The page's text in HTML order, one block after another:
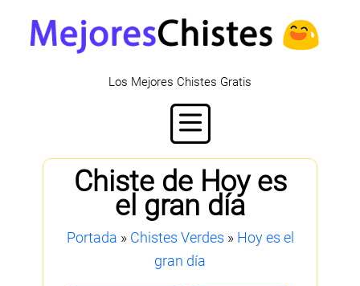
Los Mejores Chistes Gratis
Chiste de Hoy es
el gran día
Portada » Chistes Verdes » Hoy es el
gran día